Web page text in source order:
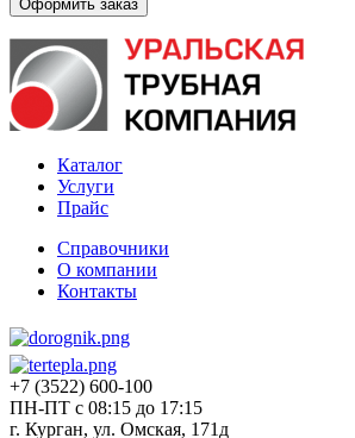
Каталог
Услуги
Прайс
Справочники
О компании
Контакты
+7 (3522) 600-100
ПН-ПТ с 08:15 до 17:15
г. Курган, ул. Омская, 171д